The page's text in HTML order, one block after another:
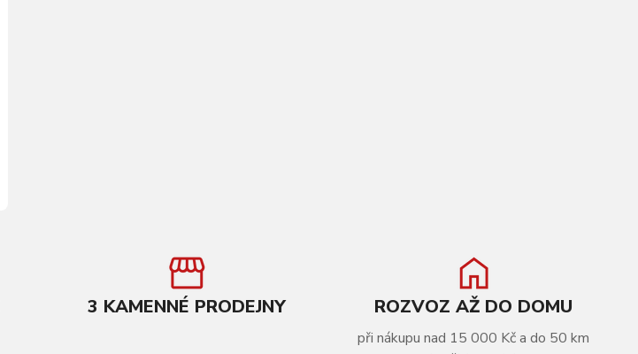
3 KAMENNÉ PRODEJNY ROZVOZ AŽ DO DOMU
při nákupu nad 15 000 Kč a do 50 km